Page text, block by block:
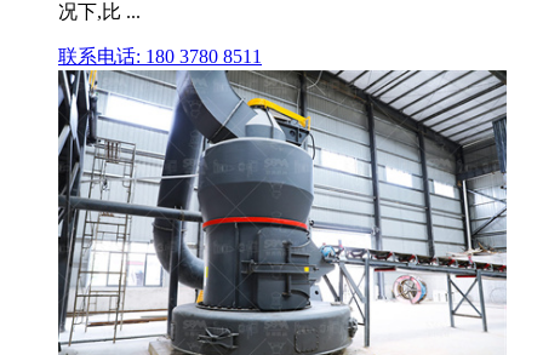
况下,比 ...
联系电话: 180 3780 8511